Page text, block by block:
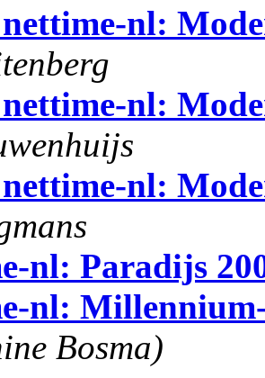
nl:
nl:
nl:
nl: Paradijs
nl:
Bosma)